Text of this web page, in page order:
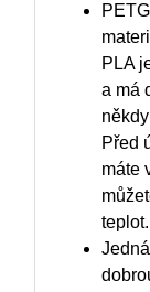
PLA
a má
Před
máte
teplot.